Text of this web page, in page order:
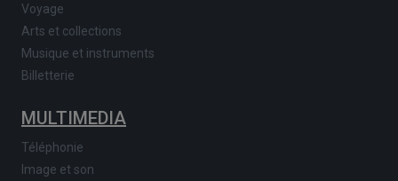
Voyage
Arts et collections
Musique et instruments
Billetterie
MULTIMEDIA
Téléphonie
Image et son